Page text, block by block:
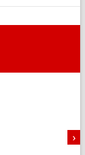
›